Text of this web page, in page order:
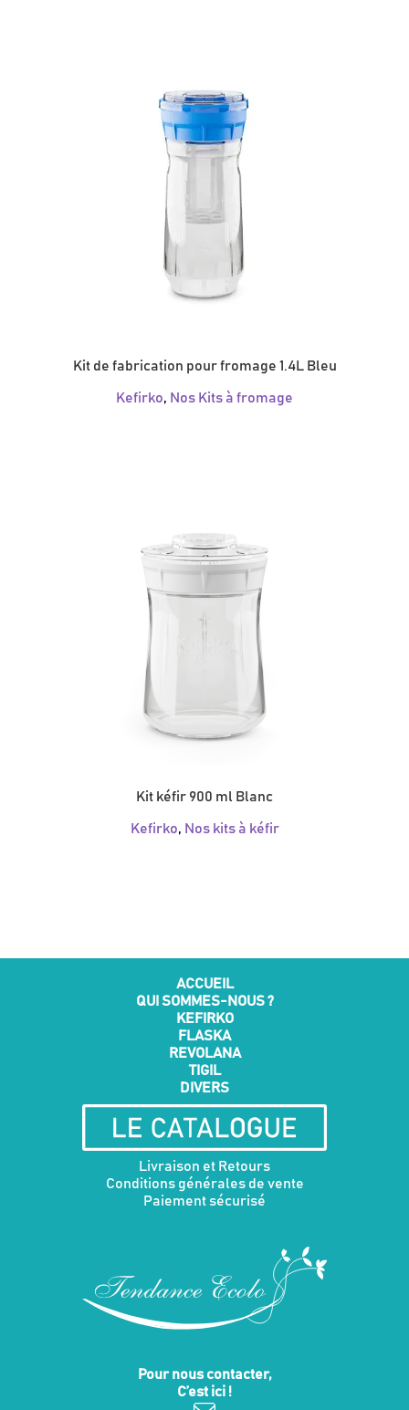
Kit de fabrication pour fromage 1.4L Bleu
Kefirko, Nos Kits à fromage
Kit kéfir 900 ml Blanc
Kefirko, Nos kits à kéfir
ACCUEIL
QUI SOMMES-NOUS ?
KEFIRKO
FLASKA
REVOLANA
TIGIL
DIVERS
Livraison et Retours
Conditions générales de vente
Paiement sécurisé
Pour nous contacter,
C’est ici !